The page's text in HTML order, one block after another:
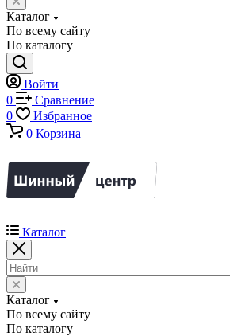
Каталог
По всему сайту
По каталогу
Войти
0
Сравнение
0
Избранное
0 Корзина
Каталог
Каталог
По всему сайту
По каталогу